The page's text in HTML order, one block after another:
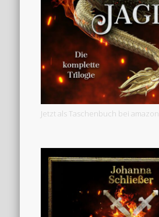
Jetzt als Taschenbuch bei